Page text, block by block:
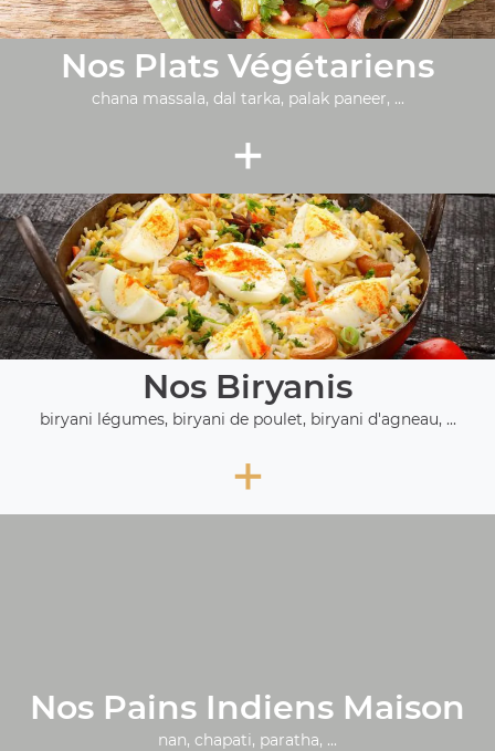
Nos Plats Végétariens
chana massala, dal tarka, palak paneer, ...
+
Nos Biryanis
biryani légumes, biryani de poulet, biryani d'agneau, ...
+
Nos Pains Indiens Maison
nan, chapati, paratha, ...